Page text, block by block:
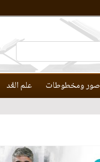
صور ومخطوطات علم العَّد